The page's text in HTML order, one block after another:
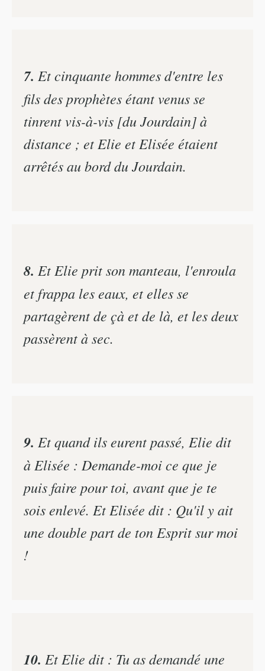
7. Et cinquante hommes d'entre les
fils des prophètes étant venus se
tinrent vis-à-vis [du Jourdain] à
distance ; et Elie et Elisée étaient
arrêtés au bord du Jourdain.
8. Et Elie prit son manteau, l'enroula
et frappa les eaux, et elles se
partagèrent de çà et de là, et les deux
passèrent à sec.
9. Et quand ils eurent passé, Elie dit
à Elisée : Demande-moi ce que je
puis faire pour toi, avant que je te
sois enlevé. Et Elisée dit : Qu'il y ait
une double part de ton Esprit sur moi
!
10. Et Elie dit : Tu as demandé une